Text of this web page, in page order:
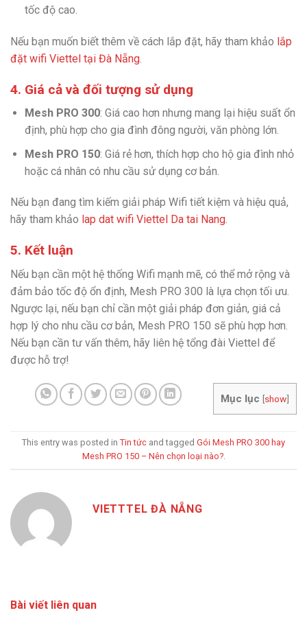
tốc độ cao.
Nếu bạn muốn biết thêm về cách lắp đặt, hãy tham khảo lắp
đặt wifi Viettel tại Đà Nẵng
4. Giá cả và đối tượng sử dụng
Mesh PRO 300: Giá cao hơn nhưng mang lại hiệu suất ổn
định, phù hợp cho gia đình đông người, văn phòng lớn.
Mesh PRO 150: Giá rẻ hơn, thích hợp cho hộ gia đình nhỏ
hoặc cá nhân có nhu cầu sử dụng cơ bản.
Nếu bạn đang tìm kiếm giải pháp Wifi tiết kiệm và hiệu quả,
hãy tham khảo lap dat wifi Viettel Da tai Nang.
5. Kết luận
Nếu bạn cần một hệ thống Wifi mạnh mẽ, có thể mở rộng và
đảm bảo tốc độ ổn định, Mesh PRO 300 là lựa chọn tối ưu.
Ngược lại, nếu bạn chỉ cần một giải pháp đơn giản, giá cả
hợp lý cho nhu cầu cơ bản, Mesh PRO 150 sẽ phù hợp hơn.
Nếu bạn cần tư vấn thêm, hãy liên hệ tổng đài Viettel để
được hỗ trợ!
Mục lục [show]
This entry was posted in Tin tức and tagged Gói Mesh PRO 300 hay
Mesh PRO 150 – Nên chọn loại nào?.
VIETTTEL ĐÀ NẴNG
Bài viết liên quan